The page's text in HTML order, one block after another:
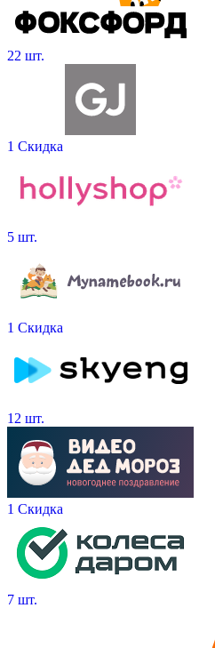
22 шт.
1 Скидка
5 шт.
1 Скидка
12 шт.
1 Скидка
7 шт.